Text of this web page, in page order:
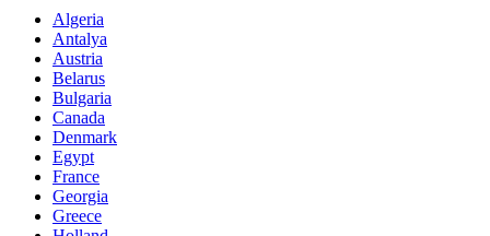
Algeria
Antalya
Austria
Belarus
Bulgaria
Canada
Denmark
Egypt
France
Georgia
Greece